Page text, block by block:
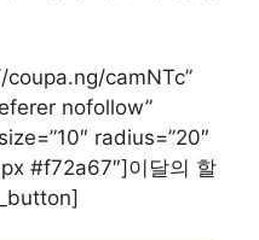
camNTc”
nofollow”
radius=”20″
#f72a67″]이달의 할